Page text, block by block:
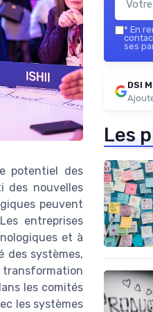
potentiel des
des nouvelles
peuvent
entreprises
et à
des systèmes,
les comités
les systèmes
* En
ses
DSI
Les